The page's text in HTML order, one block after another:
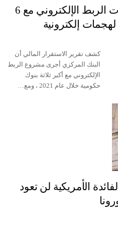
المركزي: أنهينا مشروعات الربط الإلكتروني مع 6
إلكترونية
كشف تقرير الاستقرار المالي أن
البنك المركزي أجرى مشروع الربط
الإلكتروني مع أكبر ثلاثة بنوك
حكومية خلال عام 2021 ، ومع…
الأمريكية لن تعود